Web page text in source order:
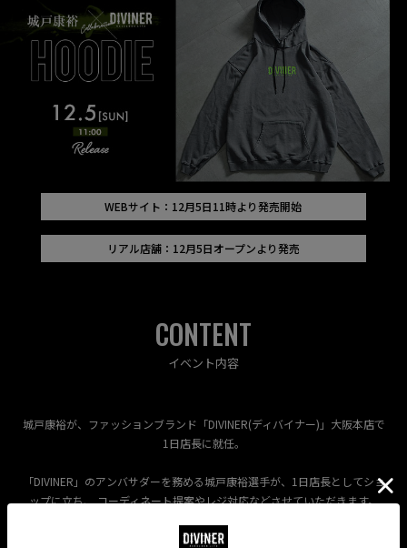
WEBサイト：12月5日11時より発売開始
リアル店舗：12月5日オープンより発売
CONTENT
イベント内容
城戸康裕が、ファッションブランド「DIVINER(ディバイナー)」大阪本店で
1日店長に就任。
「DIVINER」のアンバサダーを務める城戸康裕選手が、1日店長としてショ
ップに立ち、 コーディネート提案やレジ対応などさせていただきます。
当日、DIVINER大阪店で購入していただいた方には、ご購入商品１商品に